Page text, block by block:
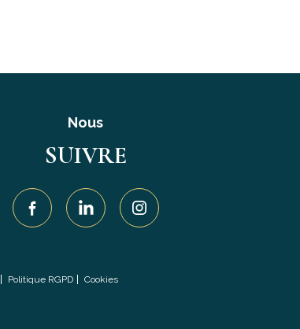
Nous
SUIVRE
Politique RGPD Cookies